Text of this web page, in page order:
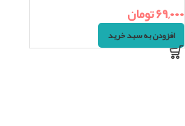
۶۹,۰۰۰تومان
افزودن به سبد خرید